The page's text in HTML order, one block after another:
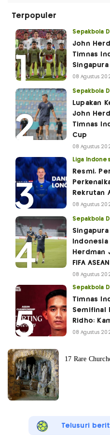
Terpopuler
Sepakbola
John
Timnas
Singapura
08 Agustus
Sepakbola
Lupakan
John
Timnas
Cup
08 Agustus
Liga
Resmi,
Rekrutan
08 Agustus
Sepakbola
Indonesia
Herdman
FIFA
08 Agustus
Sepakbola
Timnas
Semifinal
Ridho:
08 Agustus
Telusuri